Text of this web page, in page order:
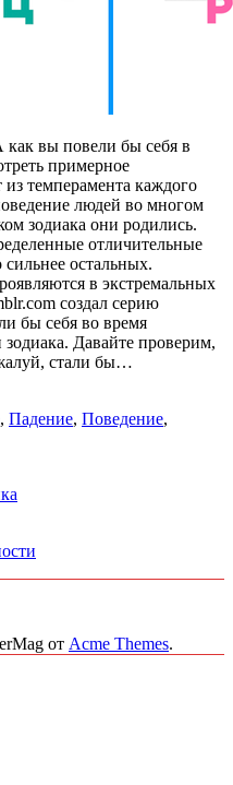
вы повели бы себя в
примерное
темперамента каждого
людей во многом
зодиака они родились.
отличительные
остальных.
в экстремальных
создал серию
бы себя во время
Давайте проверим,
стали бы…
, Падение, Поведение,
от Acme Themes.